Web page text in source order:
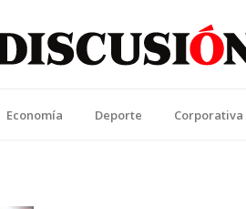
Economía Deporte Corporativa